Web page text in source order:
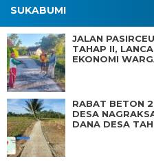
SUKABUMI
JALAN
TAHAP II,
EKONOMI
RABAT BETON
DESA
DANA DESA